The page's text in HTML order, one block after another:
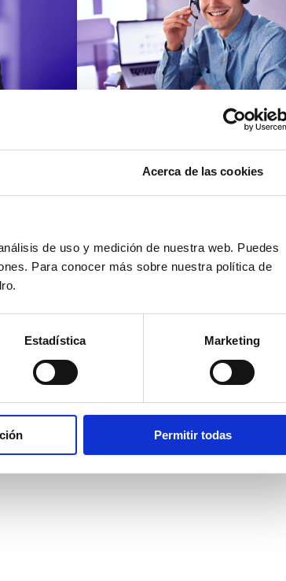
Acerca de las cookies
de uso y medición de nuestra web. Puedes
Para conocer más sobre nuestra política de
Estadística Marketing
Permitir todas
en
Cómo comprobar si tu
los tiempos de respuesta